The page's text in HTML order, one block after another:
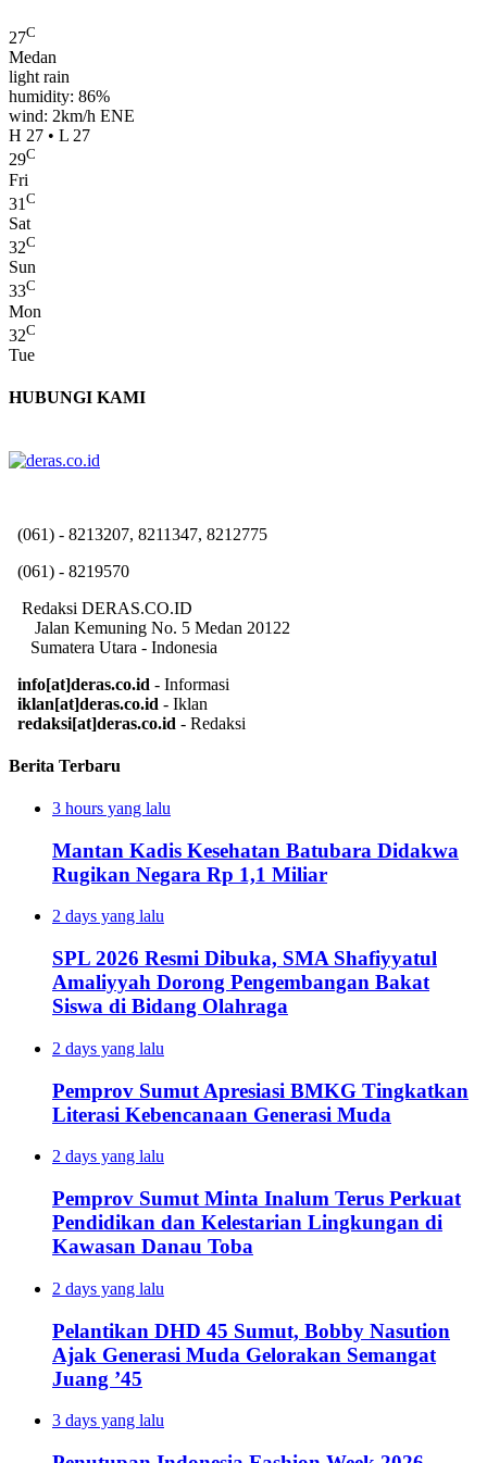
27C
Medan
light rain
humidity: 86%
wind: 2km/h ENE
H 27 • L 27
29C
Fri
31 C
Sat
32C
Sun
33C
Mon
32C
Tue
HUBUNGI KAMI
(061) - 8213207, 8211347, 8212775
(061) - 8219570
Redaksi DERAS.CO.ID
Jalan Kemuning No. 5 Medan 20122
Sumatera Utara - Indonesia
info[at]deras.co.id - Informasi
iklan[at]deras.co.id - Iklan
redaksi[at]deras.co.id - Redaksi
Berita Terbaru
3 hours yang lalu
Mantan Kadis Kesehatan Batubara Didakwa
Rugikan Negara Rp 1,1 Miliar
2 days yang lalu
SPL 2026 Resmi Dibuka, SMA Shafiyyatul
Amaliyyah Dorong Pengembangan Bakat
Siswa di Bidang Olahraga
2 days yang lalu
Pemprov Sumut Apresiasi BMKG Tingkatkan
Literasi Kebencanaan Generasi Muda
2 days yang lalu
Pemprov Sumut Minta Inalum Terus Perkuat
Pendidikan dan Kelestarian Lingkungan di
Kawasan Danau Toba
2 days yang lalu
Pelantikan DHD 45 Sumut, Bobby Nasution
Ajak Generasi Muda Gelorakan Semangat
Juang ’45
3 days yang lalu